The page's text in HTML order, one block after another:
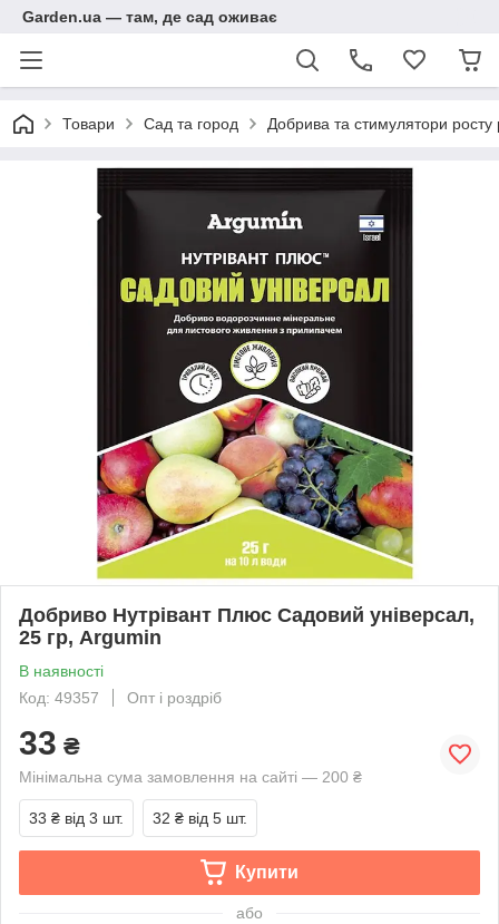
Garden.ua — там, де сад оживає
Товари Сад та город Добрива та стимулятори росту
Добриво Нутрівант Плюс Садовий універсал,
25 гр, Argumin
В наявності
Код: 49357
Опт і роздріб
33 ₴
Мінімальна сума замовлення на сайті — 200 ₴
33 ₴ від 3 шт. 32 ₴ від 5 шт.
Купити
або